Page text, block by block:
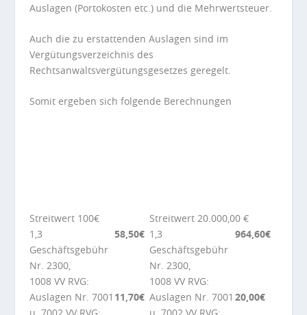
Auslagen (Portokosten etc.) und die Mehrwertsteuer.
Auch die zu erstattenden Auslagen sind im
Vergütungsverzeichnis des
Rechtsanwaltsvergütungsgesetzes geregelt.
Somit ergeben sich folgende Berechnungen
Streitwert 100€
Streitwert 20.000,00 €
1,3
Geschäftsgebühr
Nr. 2300,
1008 VV RVG:
58,50€ 1,3
Geschäftsgebühr
Nr. 2300,
1008 VV RVG:
964,60€
Auslagen Nr. 7001 11,70€ Auslagen Nr. 7001 20,00€